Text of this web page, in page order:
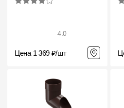
4.0
Цена 1 369 ₽/шт